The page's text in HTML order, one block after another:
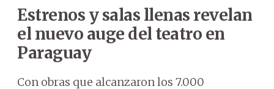
Estrenos y salas llenas revelan
el nuevo auge del teatro en
Paraguay
Con obras que alcanzaron los 7.000